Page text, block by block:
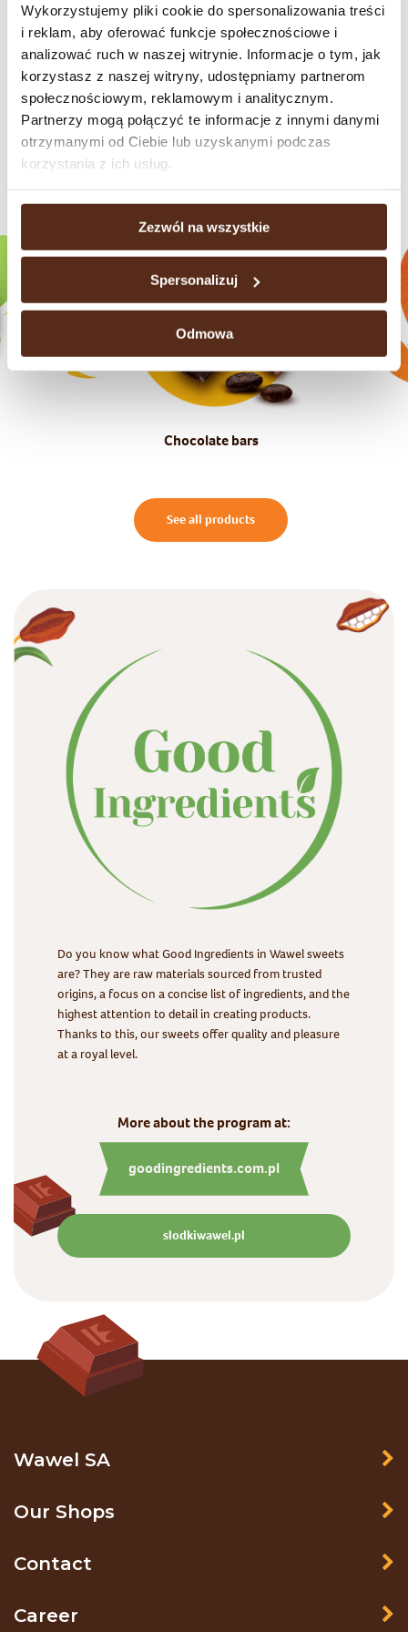
Wykorzystujemy pliki cookie do spersonalizowania treści
i reklam, aby oferować funkcje społecznościowe i
analizować ruch w naszej witrynie. Informacje o tym, jak
korzystasz z naszej witryny, udostępniamy partnerom
społecznościowym, reklamowym i analitycznym.
Partnerzy mogą połączyć te informacje z innymi danymi
otrzymanymi od Ciebie lub uzyskanymi podczas
korzystania z ich usług.
Zezwól na wszystkie
Spersonalizuj
Odmowa
only a treat for yourself but also an ideal gift– a thoughtful gesture
that combines freshness, sweetness, and the quality you expect from
Wawel. Perfect for sharing, surprising a loved one, or adding a touch of
elegance to any occasion.
Available in a variety of packaging options:
Chocolate Mint
Check our brands
Chocolate bars
See all products
Do you know what Good Ingredients in Wawel sweets
are? They are raw materials sourced from trusted
origins, a focus on a concise list of ingredients, and the
highest attention to detail in creating products.
Thanks to this, our sweets offer quality and pleasure
at a royal level.
More about the program at:
goodingredients.com.pl
slodkiwawel.pl
Wawel SA
Our Shops
Contact
Career